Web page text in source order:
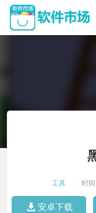
工具 时
安卓下载